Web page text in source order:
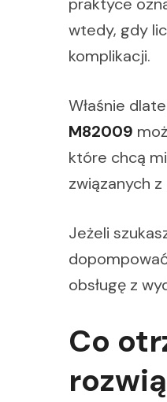
wtedy, gdy
komplikacji.
Właśnie
M82009
które chcą
związanych
Jeżeli
obsługę z
Co